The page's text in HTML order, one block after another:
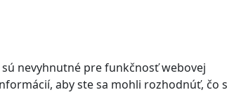
nevyhnutné pre funkčnosť webovej
aby ste sa mohli rozhodnúť, čo s